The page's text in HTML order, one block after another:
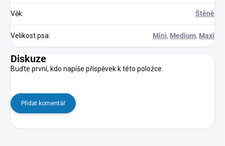
Věk: Štěně
Velikost psa: Mini, Medium, Maxi
Diskuze
Buďte první, kdo napíše příspěvek k této položce.
Přidat komentář